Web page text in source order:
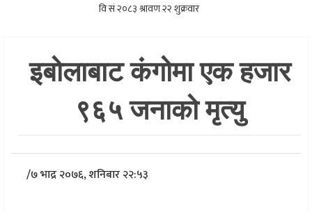
इबोलाबाट कंगोमा एक हजार
९६५ जनाको मृत्यु
/७ भाद्र २०७६, शनिबार २२:५३